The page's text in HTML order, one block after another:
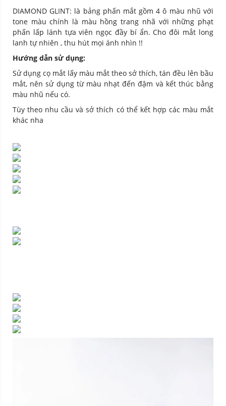
DIAMOND GLINT: là bảng phấn mắt gồm 4 ô màu nhũ với
tone màu chính là màu hồng trang nhã với những phạt
phấn lấp lánh tựa viên ngọc đầy bí ẩn. Cho đôi mắt long
lanh tự nhiên , thu hút mọi ánh nhìn !!
Hướng dẫn sử dụng:
Sử dụng cọ mắt lấy màu mắt theo sở thích, tán đều lên bầu
mắt, nên sử dụng từ màu nhạt đến đậm và kết thúc bằng
màu nhũ nếu có.
Tùy theo nhu cầu và sở thích có thể kết hợp các màu mắt
khác nha